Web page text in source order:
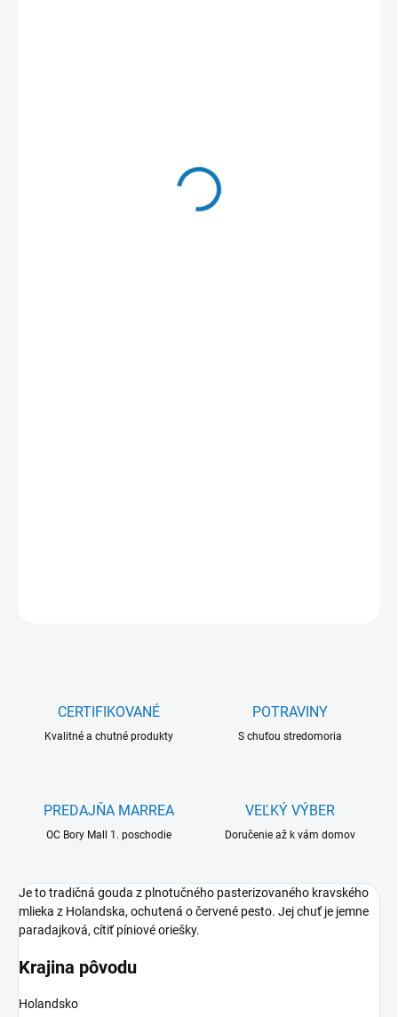
CERTIFIKOVANÉ
Kvalitné a chutné produkty
POTRAVINY
S chuťou stredomoria
PREDAJŇA MARREA
OC Bory Mall 1. poschodie
VEĽKÝ VÝBER
Doručenie až k vám domov
Je to tradičná gouda z plnotučného pasterizovaného kravského
mlieka z Holandska, ochutená o červené pesto. Jej chuť je jemne
paradajková, cítiť píniové oriešky.
Krajina pôvodu
Holandsko